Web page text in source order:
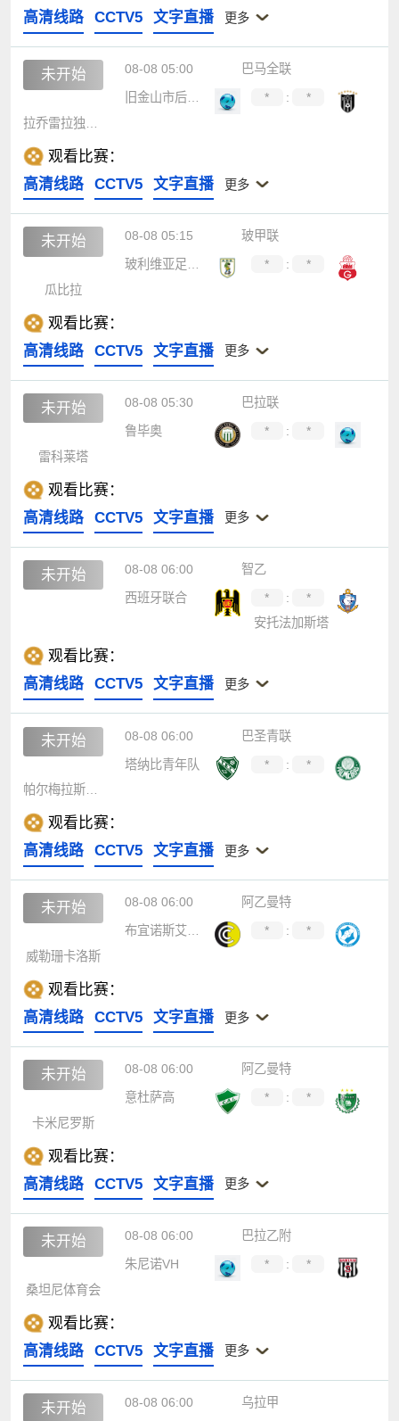
高清线路
CCTV5 文字直播 更多
未开始 08-08 05:00
巴马全联
旧金山市后备队
* :
*
观看比赛：
高清线路
CCTV5 文字直播 更多
未开始 08-08 05:15
玻甲联
* :
*
瓜比拉
观看比赛：
高清线路
CCTV5 文字直播 更多
未开始 08-08 05:30
巴拉联
鲁毕奥
* :
*
雷科莱塔
观看比赛：
高清线路
CCTV5 文字直播 更多
未开始 08-08 06:00
智乙
西班牙联合
* :
*
安托法加斯塔
观看比赛：
高清线路
CCTV5 文字直播 更多
未开始 08-08 06:00
巴圣青联
塔纳比青年队
* :
*
帕尔梅拉斯青年队
观看比赛：
高清线路
CCTV5 文字直播 更多
未开始 08-08 06:00
阿乙曼特
布宜诺斯艾利斯通讯
* :
*
威勒珊卡洛斯
观看比赛：
高清线路
CCTV5 文字直播 更多
未开始 08-08 06:00
阿乙曼特
意杜萨高
* :
*
卡米尼罗斯
观看比赛：
高清线路
CCTV5 文字直播 更多
未开始 08-08 06:00
巴拉乙附
朱尼诺VH
* :
*
桑坦尼体育会
观看比赛：
高清线路
CCTV5 文字直播 更多
未开始 08-08 06:00 乌拉甲